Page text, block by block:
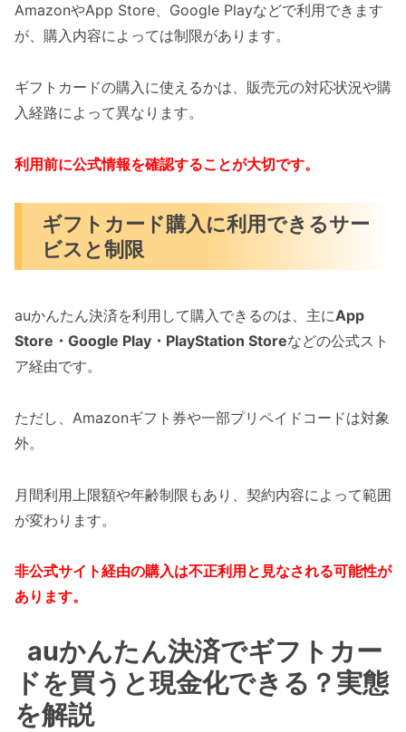
AmazonやApp Store、Google Playなどで利用できます
が、購入内容によっては制限があります。
ギフトカードの購入に使えるかは、販売元の対応状況や購
入経路によって異なります。
利用前に公式情報を確認することが大切です。
ギフトカード購入に利用できるサー
ビスと制限
auかんたん決済を利用して購入できるのは、主にApp
Store・Google Play・PlayStation Storeなどの公式スト
ア経由です。
ただし、Amazonギフト券や一部プリペイドコードは対象
外。
月間利用上限額や年齢制限もあり、契約内容によって範囲
が変わります。
非公式サイト経由の購入は不正利用と見なされる可能性が
あります。
auかんたん決済でギフトカー
ドを買うと現金化できる？実態
を解説